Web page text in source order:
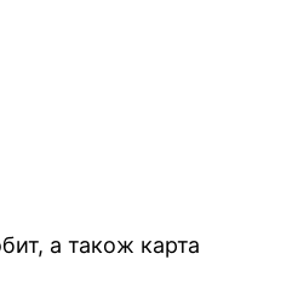
а також карта